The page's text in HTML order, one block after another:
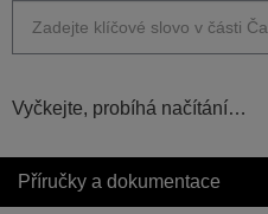
Vyčkejte, probíhá načítání…
Příručky a dokumentace